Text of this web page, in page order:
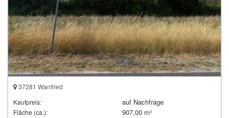
37281 Wanfried
Kaufpreis:
auf Nachfrage
Fläche (ca.): 907,00 m²